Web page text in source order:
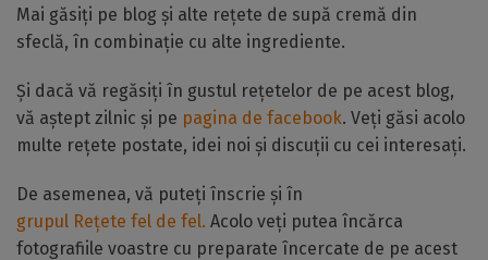
Mai găsiți pe blog și alte rețete de supă cremă din
sfeclă, în combinație cu alte ingrediente.
Și dacă vă regăsiți în gustul rețetelor de pe acest blog,
vă aștept zilnic și pe pagina de facebook. Veți găsi acolo
multe rețete postate, idei noi și discuții cu cei interesați.
De asemenea, vă puteți înscrie și în
grupul Rețete fel de fel. Acolo veți putea încărca
fotografiile voastre cu preparate încercate de pe acest